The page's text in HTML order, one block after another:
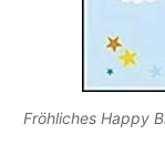
Fröhliches Happy